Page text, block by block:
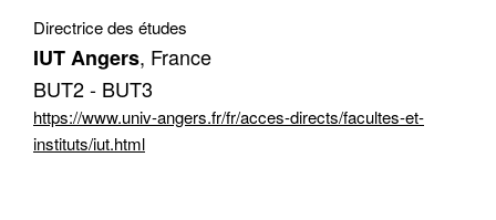
Directrice des études
IUT Angers, France
BUT2 - BUT3
https://www.univ-angers.fr/fr/acces-directs/facultes-et-
instituts/iut.html
Contacter
Récupération de l'adresse e-mail